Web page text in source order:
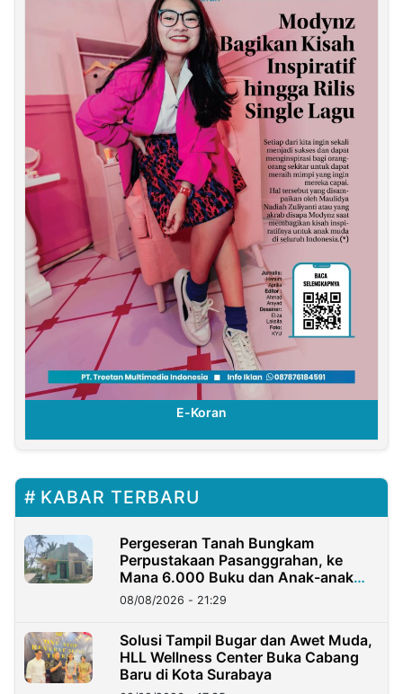
E-Koran
KABAR TERBARU
Pergeseran Tanah Bungkam
Perpustakaan Pasanggrahan, ke
Mana 6.000 Buku dan Anak-anak
Kini?
08/08/2026 - 21:29
Solusi Tampil Bugar dan Awet Muda,
HLL Wellness Center Buka Cabang
Baru di Kota Surabaya